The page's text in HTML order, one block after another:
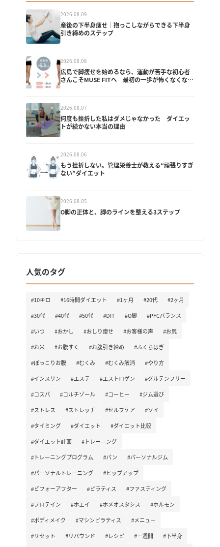
2026.08.09
産後の下半身痩せ│抱っこしながらできる下半身
引き締めのステップ
2026.08.08
広島で脚痩せを始めるなら、運動が苦手な初心者
さんこそMUSE FITへ 最初の一歩が怖くなくなる
2026.08.07
何度も挫折した私はダメじゃなかった ダイエッ
トが続かない本当の理由
2026.08.06
もう挫折しない。管理栄養士が教える“頑張りすぎ
ない”ダイエット
2026.08.05
O脚の正体と、脚のラインを整える3ステップ
人気のタグ
#10キロ #16時間ダイエット #1ヶ月 #20代
#2ヶ月
#30代
#40代 #50代 #DIT #O脚
#PFCバランス
#いつ
#おかし #おしり痩せ #お客様の声
#お尻
#お米
#お腹すく #お腹引き締め
#ふくらはぎ
#ぽっこりお腹
#むくみ #むくみ解消
#やり方
#インスリン
#エステ #エストロゲン
#グルテンフリー
#コスパ
#コルチゾール #コーヒー
#ジム選び
#ストレス
#ストレッチ #セルフケア
#ソイ
#タイミング
#ダイエット
#ダイエット比較
#ダイエット計画
#トレーニング
#トレーニングプログラム
#パン
#パーソナルジム
#パーソナルトレーニング
#ヒップアップ
#ビフォーアフター
#ピラティス
#ファスティング
#プロテイン
#ホエイ #ホメオスタシス
#ホルモン
#ボディメイク
#マシンピラティス
#メニュー
#リセット
#リバウンド #レシピ #一週間
#下半身